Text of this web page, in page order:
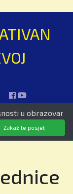
u obrazovanju od
Zakažite posjet